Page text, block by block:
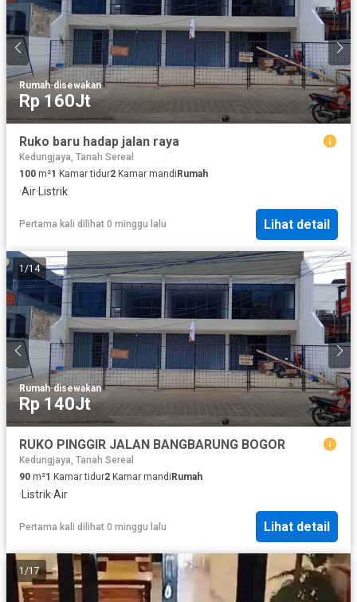
Rumah·disewakan
Rp 160Jt
Ruko baru hadap jalan raya
Kedungjaya, Tanah Sereal
100 m²1 Kamar tidur2 Kamar mandi Rumah
·Air· Listrik
Pertama kali dilihat 0 minggu lalu Lihat detail
1/14
Rumah·disewakan
Rp 140Jt
RUKO PINGGIR JALAN BANGBARUNG BOGOR
Kedungjaya, Tanah Sereal
90 m²1 Kamar tidur2 Kamar mandiRumah
· Listrik·Air
Pertama kali dilihat 0 minggu lalu Lihat detail
1 /17